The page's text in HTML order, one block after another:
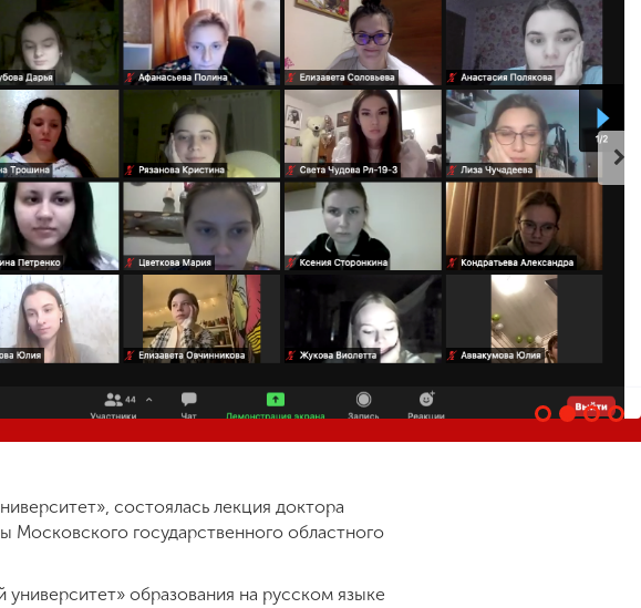
состоялась лекция доктора
Московского государственного областного
образования на русском языке